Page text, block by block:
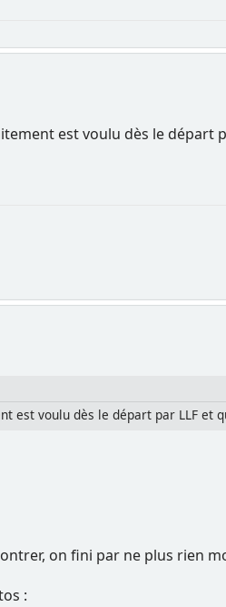
est voulu dès le départ
est voulu dès le départ par LLF et
on fini par ne plus rien
: